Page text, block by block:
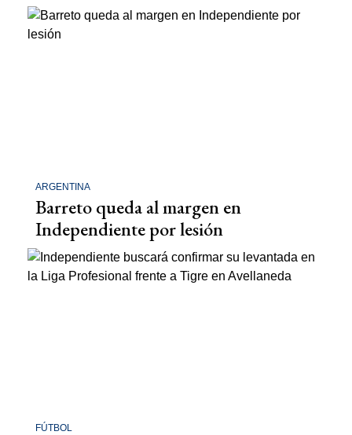
ARGENTINA
Barreto queda al margen en
Independiente por lesión
FÚTBOL